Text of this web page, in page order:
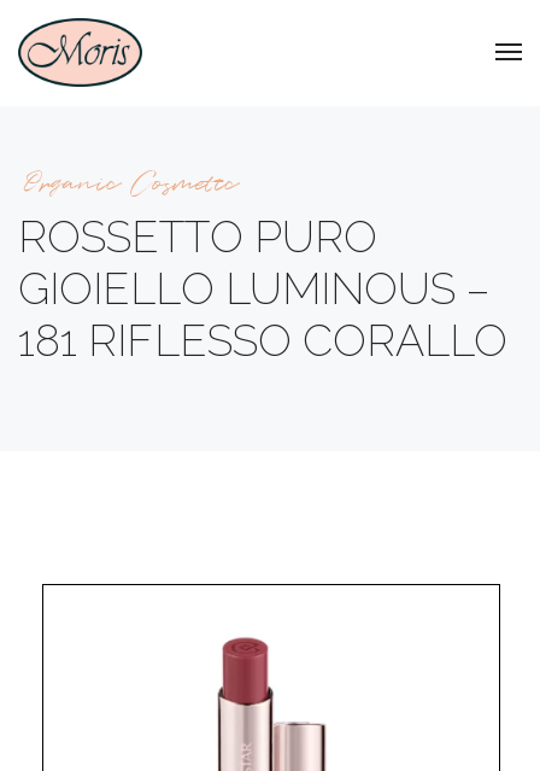
Organic Cosmetic
ROSSETTO PURO
GIOIELLO LUMINOUS –
181 RIFLESSO CORALLO